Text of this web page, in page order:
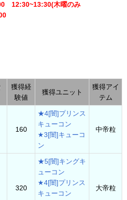
12:30~13:30(木曜のみ
獲得経
験値
獲得ユニット
獲得アイ
テム
160
★4[闇]プリンス
キューコン
★3[闇]キューコ
ン
中帝粒
320
★5[闇]キングキ
ューコン
★4[闇]プリンス
キューコン
大帝粒